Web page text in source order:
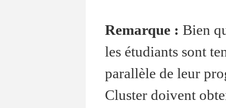
Remarque : Bien
les étudiants sont
parallèle de leur
Cluster doivent